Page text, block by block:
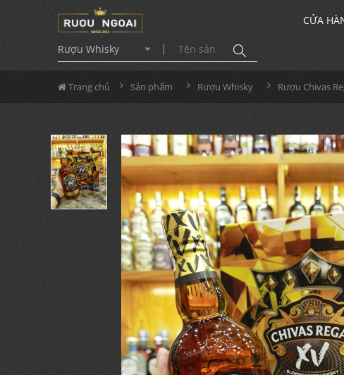
Rượu Whisky
CỬA
Trang chủ Sản phẩm Rượu Whisky